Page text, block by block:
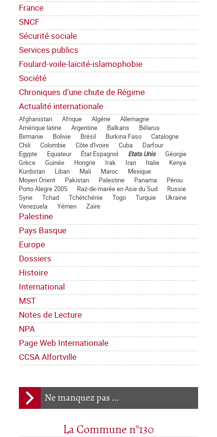
France
SNCF
Sécurité sociale
Services publics
Foulard-voile-laïcité-islamophobie
Société
Chroniques d'une chute de Régime
Actualité internationale
Afghanistan Afrique Algérie
Allemagne
Amérique latine
Argentine Balkans
Bélarus
Birmanie
Bolivie Brésil Burkina Faso
Catalogne
Chili
Colombie Côte d'Ivoire Cuba
Darfour
Egypte
Equateur État Espagnol Etats Unis
Géorgie
Grèce
Guinée Hongrie Irak Iran Italie
Kenya
Kurdistan
Liban Mali Maroc
Mexique
Moyen Orient
Pakistan Palestine Panama
Pérou
Porto Alegre 2005
Raz-de-marée en Asie du Sud
Russie
Syrie
Tchad Tchétchénie Togo Turquie
Ukraine
Venezuela
Yémen Zaïre
Palestine
Pays Basque
Europe
Dossiers
Histoire
International
MST
Notes de Lecture
NPA
Page Web Internationale
CCSA Alfortville
Ne manquez pas ...
La Commune n°130